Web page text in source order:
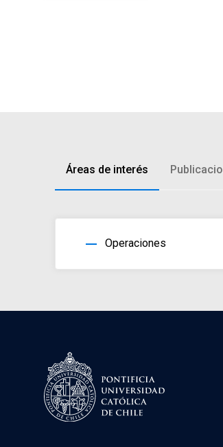
Áreas de interés
horizontal_rule Operaciones